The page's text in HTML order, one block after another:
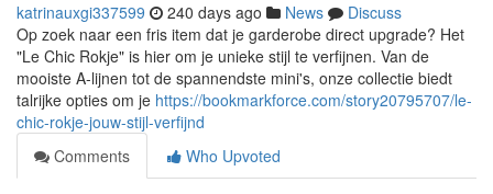
katrinauxgi337599 240 days ago News
Discuss
Op zoek naar een fris item dat je garderobe direct upgrade? Het
"Le Chic Rokje" is hier om je unieke stijl te verfijnen. Van de
mooiste A-lijnen tot de spannendste mini's, onze collectie biedt
talrijke opties om je https://bookmarkforce.com/story20795707/le-
chic-rokje-jouw-stijl-verfijnd
Comments
Who Upvoted